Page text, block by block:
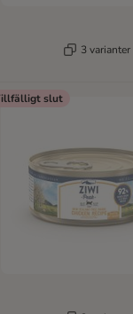
3 varianter
slut